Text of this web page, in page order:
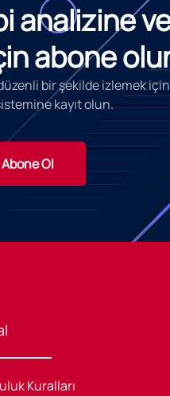
analizine
abone
bir şekilde izlemek
kayıt olun.
Abone Ol
Kuralları